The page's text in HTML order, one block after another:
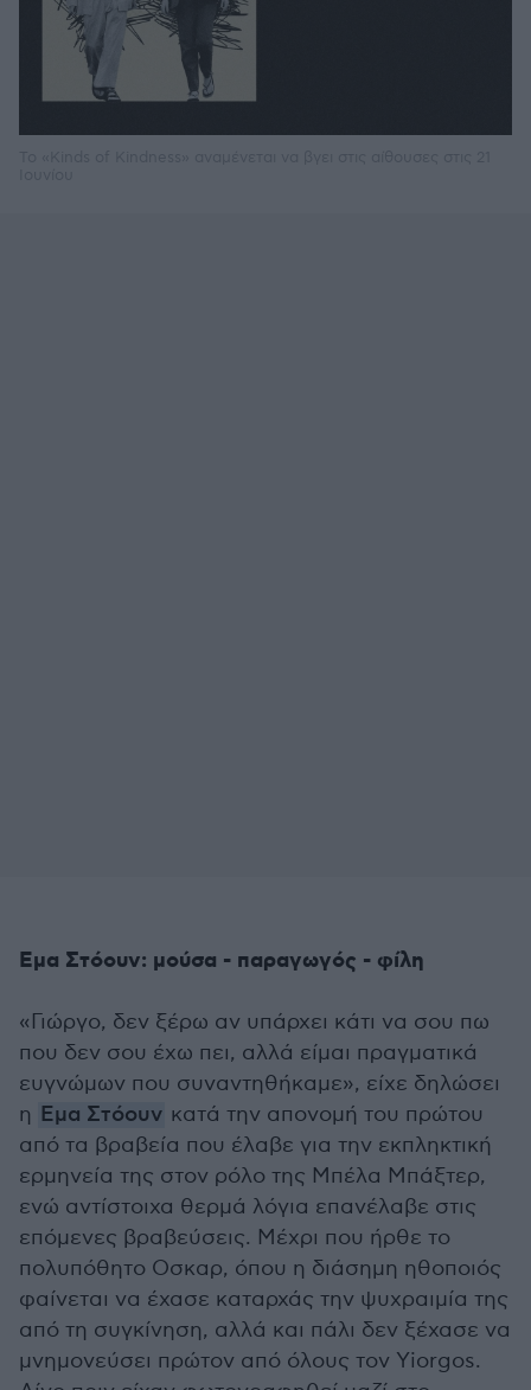
Εμα Στόουν: μούσα - παραγωγός - φίλη
«Γιώργο, δεν ξέρω αν υπάρχει κάτι να σου πω
που δεν σου έχω πει, αλλά είμαι πραγματικά
ευγνώμων που συναντηθήκαμε», είχε δηλώσει
η Εμα Στόουν κατά την απονομή του πρώτου
από τα βραβεία που έλαβε για την εκπληκτική
ερμηνεία της στον ρόλο της Μπέλα Μπάξτερ,
ενώ αντίστοιχα θερμά λόγια επανέλαβε στις
επόμενες βραβεύσεις. Μέχρι που ήρθε το
πολυπόθητο Οσκαρ, όπου η διάσημη ηθοποιός
φαίνεται να έχασε καταρχάς την ψυχραιμία της
από τη συγκίνηση, αλλά και πάλι δεν ξέχασε να
μνημονεύσει πρώτον από όλους τον Yiorgos.